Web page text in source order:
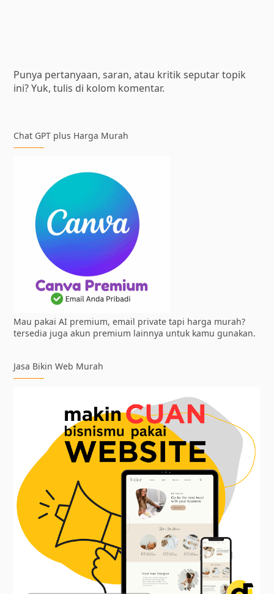
Punya pertanyaan, saran, atau kritik seputar topik
ini? Yuk, tulis di kolom komentar.
Chat GPT plus Harga Murah
Mau pakai AI premium, email private tapi harga murah?
tersedia juga akun premium lainnya untuk kamu gunakan.
Jasa Bikin Web Murah